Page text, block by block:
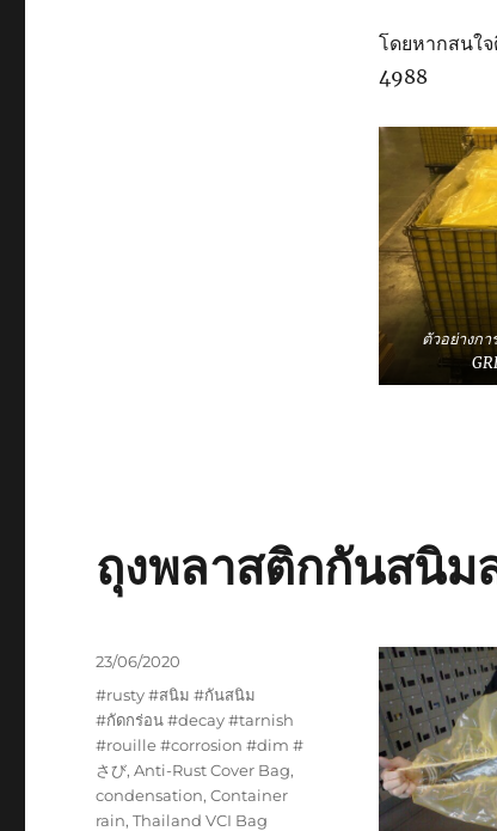
โดยหากสนใ
4988
ตัวอย่างก
ถุงพลาสติกกันสนิม
Posted
23/06/2020
Tags
#rusty #สนิม #กันสนิม
#กัดกร่อน #decay #tarnish
#rouille #corrosion #dim #
さび,Anti-Rust Cover Bag,
condensation,Container
rain,Thailand VCI Bag